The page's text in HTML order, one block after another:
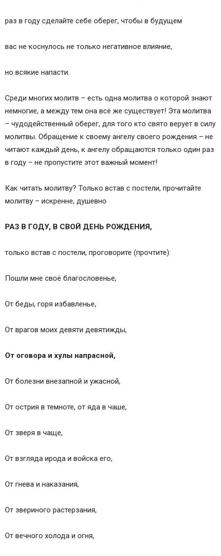
раз в году сделайте себе оберег, чтобы в будущем
вас не коснулось не только негативное влияние,
но всякие напасти.
Среди многих молитв – есть одна молитва о которой знают
немногие, а между тем она всё же существует! Эта молитва
– чудодейственный оберег, для того кто свято верует в силу
молитвы. Обращение к своему ангелу своего рождения – не
читают каждый день, к ангелу обращаются только один раз
в году – не пропустите этот важный момент!
Как читать молитву? Только встав с постели, прочитайте
молитву – искренне, душевно
РАЗ В ГОДУ, В СВОЙ ДЕНЬ РОЖДЕНИЯ,
только встав с постели, проговорите (прочтите):
Пошли мне своё благословенье,
От беды, горя избавленье,
От врагов моих девяти девятижды,
От оговора и хулы напрасной,
От болезни внезапной и ужасной,
От острия в темноте, от яда в чаше,
От зверя в чаще,
От взгляда ирода и войска его,
От гнева и наказания,
От звериного растерзания,
От вечного холода и огня,